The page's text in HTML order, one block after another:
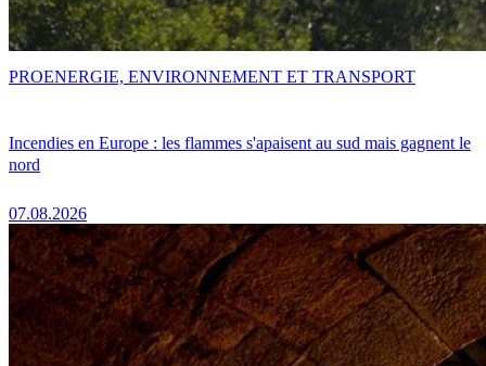
Incendies en Europe : les flammes s'apaisent au sud mais gagnent le
nord
07.08.2026
PROENERGIE, ENVIRONNEMENT ET TRANSPORT